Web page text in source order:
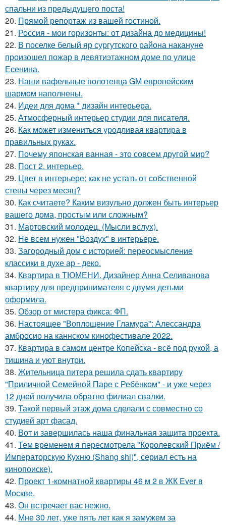
спальни из предыдущего поста!
20. Прямой репортаж из вашей гостиной.
21. Россия - мои горизонты: от дизайна до медицины!
22. В поселке белый яр сургутского района накануне
произошел пожар в девятиэтажном доме по улице
Есенина.
23. Наши вафельные полотенца GM европейским
шармом наполнены.
24. Идеи для дома * дизайн интерьера.
25. Атмосферный интерьер студии для писателя.
26. Как может измениться уродливая квартира в
правильных руках.
27. Почему японская ванная - это совсем другой мир?
28. Пост 2. интерьер.
29. Цвет в интерьере: как не устать от собственной
стены через месяц?
30. Как считаете? Каким визульно должен быть интерьер
вашего дома, простым или сложным?
31. Мартовский молодец. (Мысли вслух).
32. Не всем нужен "Воздух" в интерьере.
33. Загородный дом с историей: переосмысление
классики в духе ар - деко.
34. Квартира в ТЮМЕНИ. Дизайнер Анна Селиванова
квартиру для предпринимателя с двумя детьми
оформила.
35. Обзор от мистера фикса: ФП.
36. Настоящее "Воплощение Гламура": Алессандра
амбросио на каннском кинофестивале 2022.
37. Квартира в самом центре Копейска - всё под рукой, а
тишина и уют внутри.
38. Жительница питера решила сдать квартиру
"Приличной Семейной Паре с Ребёнком" - и уже через
12 дней получила обратно филиал свалки.
39. Такой первый этаж дома сделали с совместно со
студией арт фасад.
40. Вот и завершилась наша финальная защита проекта.
41. Тем временем я пересмотрела "Королевский Приём /
Императорскую Кухню (Shang shi)", сериал есть на
кинопоиске).
42. Проект 1-комнатной квартиры 46 м 2 в ЖК Ever в
Москве.
43. Он встречает вас нежно.
44. Мне 30 лет, уже пять лет как я замужем за